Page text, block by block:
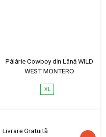
Pălărie Cowboy din Lână WILD
WEST MONTERO
XL
Livrare Gratuită